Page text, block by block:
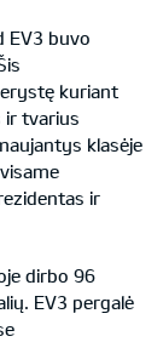
EV3 buvo
kuriant
ir tvarius
klasėje
ir
dirbo 96
EV3 pergalė